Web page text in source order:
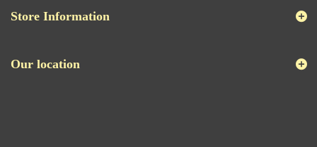
Store Information
Our location